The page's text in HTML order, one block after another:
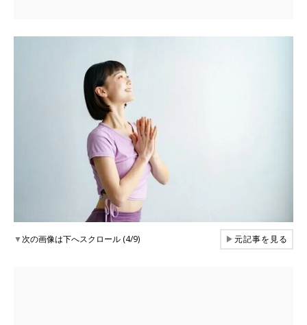
▼次の画像は下へスクロール (4/9) ▶元記事を見る